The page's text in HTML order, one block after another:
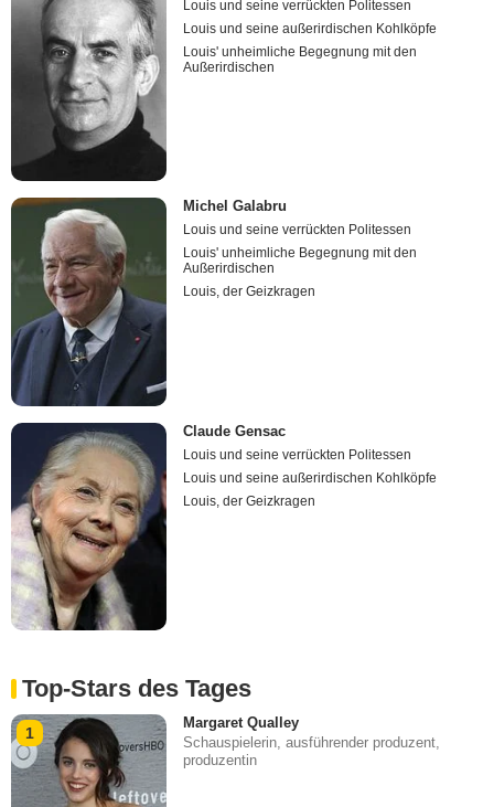
Louis und seine verrückten Politessen
Louis und seine außerirdischen Kohlköpfe
Louis' unheimliche Begegnung mit den
Außerirdischen
Michel Galabru
Louis und seine verrückten Politessen
Louis' unheimliche Begegnung mit den
Außerirdischen
Louis, der Geizkragen
Claude Gensac
Louis und seine verrückten Politessen
Louis und seine außerirdischen Kohlköpfe
Louis, der Geizkragen
Top-Stars des Tages
1
Margaret Qualley
Schauspielerin, ausführender produzent,
produzentin